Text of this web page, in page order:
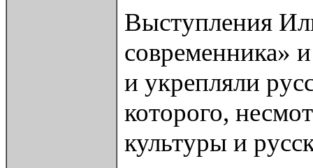
Выступления
современника»
и укрепляли
которого,
культуры и